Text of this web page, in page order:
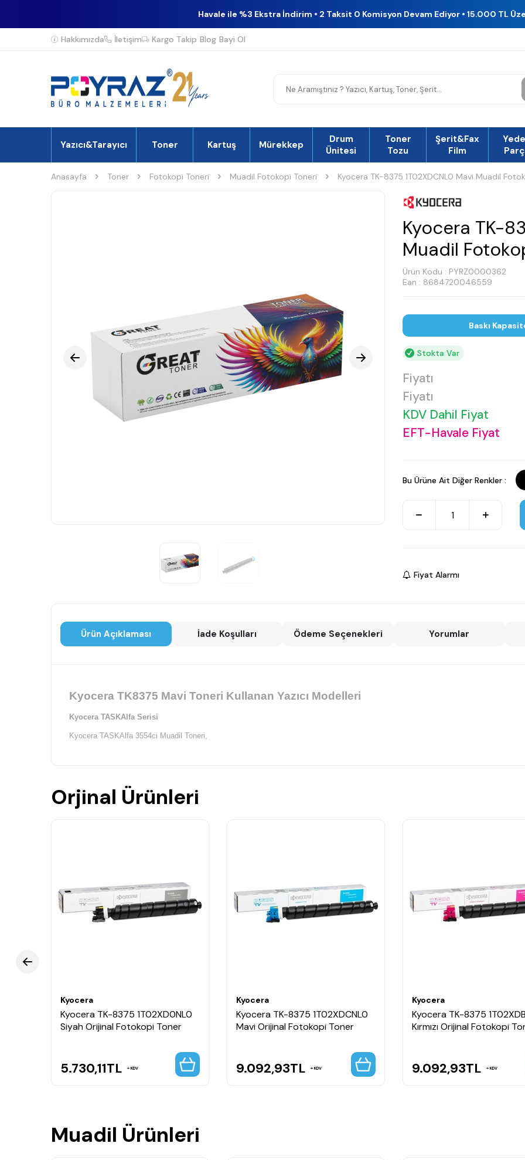
Havale ile %3 Ekstra İndirim • 2 Taksit 0 Komisyon Devam Ediyor • 15.000 TL
Hakkımızda İletişim Kargo Takip Blog Bayi Ol
Yazıcı&Tarayıcı Toner Kartuş Mürekkep
Drum
Ünitesi
Toner
Tozu
Şerit&Fax
Film
Anasayfa Toner Fotokopi Toneri Muadil Fotokopi Toneri Kyocera TK-8375 1T02XDCNL0 Mavi Muadil
Kyocera TK-
Muadil
Ürün Kodu : PYRZ0000362
Ean : 8684720046559
Baskı
Stokta Var
Fiyatı
Fiyatı
KDV Dahil Fiyat
EFT-Havale Fiyat
Bu Ürüne Ait Diğer Renkler :
Fiyat Alarmı
Ürün Açıklaması İade Koşulları Ödeme Seçenekleri Yorumlar
Kyocera TK8375 Mavi Toneri Kullanan Yazıcı Modelleri
Kyocera TASKAlfa Serisi
Kyocera TASKAlfa 3554ci Muadil Toneri,
Orjinal Ürünleri
Kyocera
Kyocera TK-8375 1T02XD0NL0
Siyah Orijinal Fotokopi Toner
5.730,11TL KDV
Kyocera
Kyocera TK-8375 1T02XDCNL0
Mavi Orijinal Fotokopi Toner
9.092,93TL KDV
Kyocera
Kyocera TK-8375
Kırmızı Orijinal Fotokopi
9.092,93TL KDV
Muadil Ürünleri